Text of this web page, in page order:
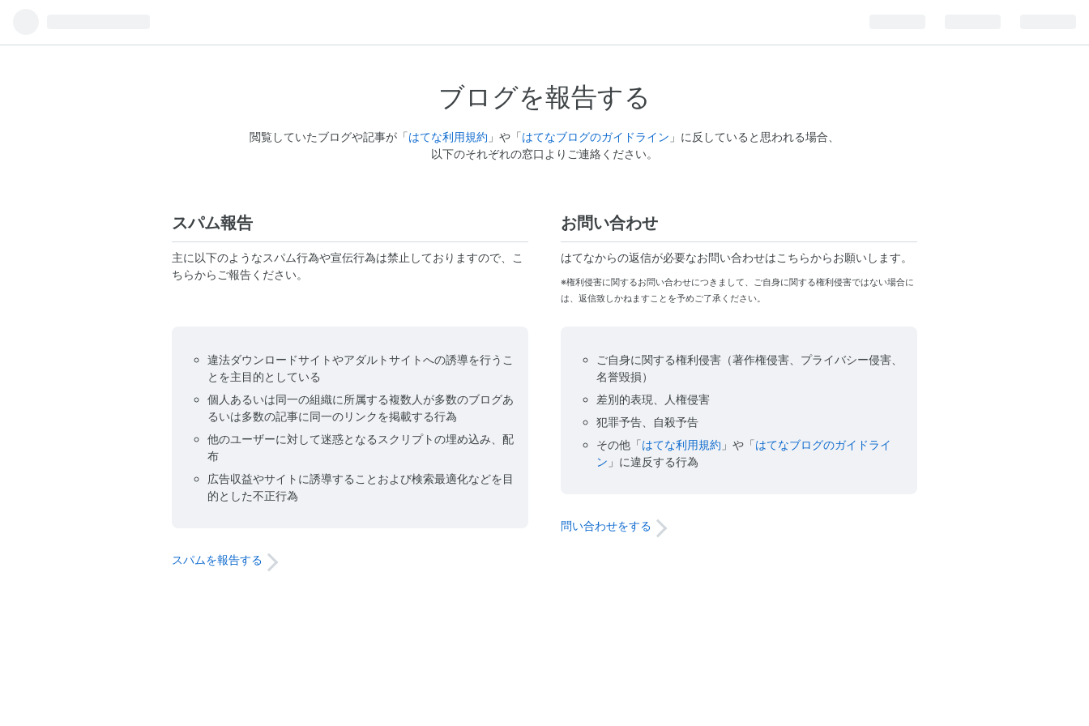
ブログを報告する
閲覧していたブログや記事が「はてな利用規約 」や「はてなブログのガイドライン 」に反していると思われる場合、
以下のそれぞれの窓口よりご連絡ください。
スパム報告
主に以下のようなスパム行為や宣伝行為は禁止しておりますので、こ
ちらからご報告ください。
違法ダウンロードサイトやアダルトサイトへの誘導を行うこ
とを主目的としている
個人あるいは同一の組織に所属する複数人が多数のブログあ
るいは多数の記事に同一のリンクを掲載する行為
他のユーザーに対して迷惑となるスクリプトの埋め込み、配
布
広告収益やサイトに誘導することおよび検索最適化などを目
的とした不正行為
スパムを報告する
お問い合わせ
はてなからの返信が必要なお問い合わせはこちらからお願いします。
※権利侵害に関するお問い合わせにつきまして、ご自身に関する権利侵害ではない場合に
は、返信致しかねますことを予めご了承ください。
ご自身に関する権利侵害（著作権侵害、プライバシー侵害、
名誉毀損）
差別的表現、人権侵害
犯罪予告、自殺予告
その他「はてな利用規約 」や「はてなブログのガイドライ
ン 」に違反する行為
問い合わせをする